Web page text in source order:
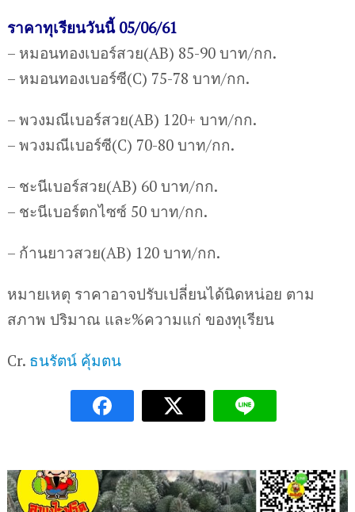
ราคาทุเรียนวันนี้ 05/06/61
– หมอนทองเบอร์สวย(AB) 85-90 บาท/กก.
– หมอนทองเบอร์ซี(C) 75-78 บาท/กก.
– พวงมณีเบอร์สวย(AB) 120+ บาท/กก.
– พวงมณีเบอร์ซี(C) 70-80 บาท/กก.
– ชะนีเบอร์สวย(AB) 60 บาท/กก.
– ชะนีเบอร์ตกไซซ์ 50 บาท/กก.
– ก้านยาวสวย(AB) 120 บาท/กก.
หมายเหตุ ราคาอาจปรับเปลี่ยนได้นิดหน่อย ตาม
สภาพ ปริมาณ และ%ความแก่ ของทุเรียน
Cr. ธนรัตน์ คุ้มตน